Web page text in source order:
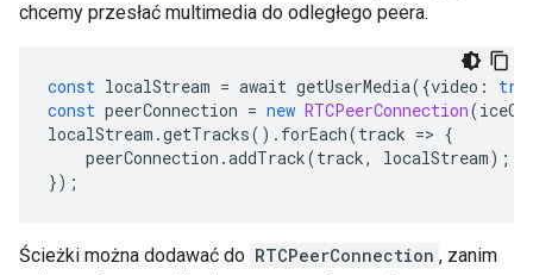
chcemy przesłać multimedia do odległego peera.
const localStream = await getUserMedia({video :
const peerConnection = new RTCPeerConnection(
localStream .getTracks(). forEach(track => {
peerConnection .addTrack(track, localStream);
});
Ścieżki można dodawać do RTCPeerConnection , zanim